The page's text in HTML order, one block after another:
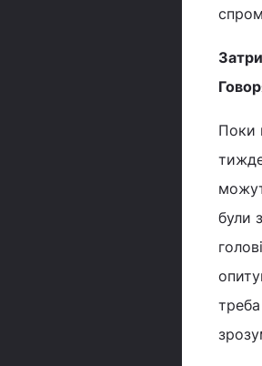
Поки
були
треба